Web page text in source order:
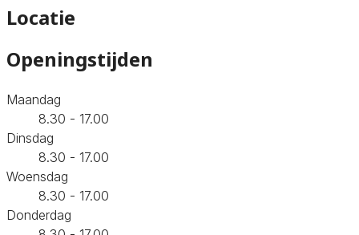
Locatie
Openingstijden
Maandag
8.30 - 17.00
Dinsdag
8.30 - 17.00
Woensdag
8.30 - 17.00
Donderdag